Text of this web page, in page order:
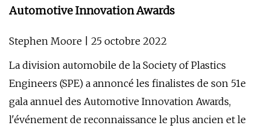
Automotive Innovation Awards
Stephen Moore | 25 octobre 2022
La division automobile de la Society of Plastics
Engineers (SPE) a annoncé les finalistes de son 51e
gala annuel des Automotive Innovation Awards,
l'événement de reconnaissance le plus ancien et le